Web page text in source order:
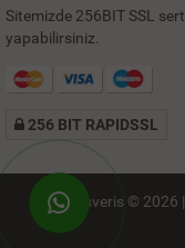
Sitemizde 256BIT SSL
yapabilirsiniz.
256 BIT RAPIDSSL
SehriAlisveris © 2026
WhatsApp ile